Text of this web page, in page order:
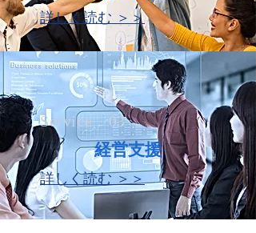
詳しく読む ＞＞
Service 03
​経営支援
詳しく読む ＞＞